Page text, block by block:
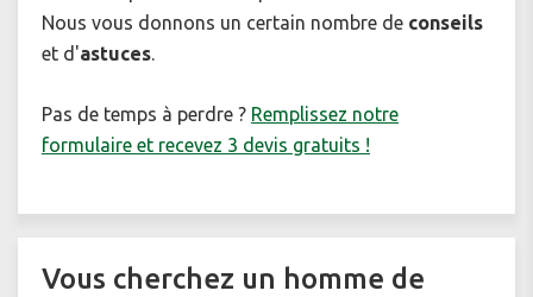
Nous vous donnons un certain nombre de conseils
et d'astuces.
Pas de temps à perdre ? Remplissez notre
formulaire et recevez 3 devis gratuits !
Vous cherchez un homme de